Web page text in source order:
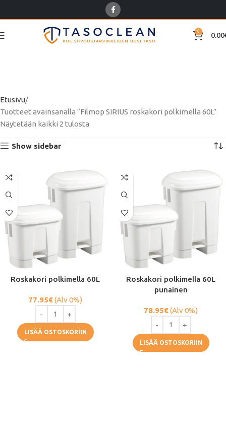
0 0.00
Etusivu
Tuotteet avainsanalla “Filmop SIRIUS roskakori polkimella 60L”
Näytetään kaikki 2 tulosta
Show sidebar
Roskakori polkimella 60L
77.95€(Alv 0%)
LISÄÄ OSTOSKORIIN
Roskakori polkimella 60L
punainen
78.95€(Alv 0%)
LISÄÄ OSTOSKORIIN